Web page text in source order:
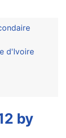
d'Ivoire
by